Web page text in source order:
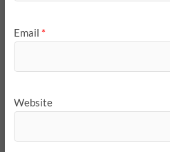
Email *
Website